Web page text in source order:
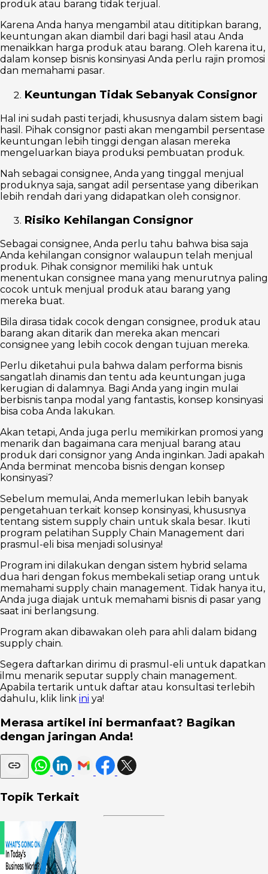
produk atau barang tidak terjual.
Karena Anda hanya mengambil atau dititipkan barang,
keuntungan akan diambil dari bagi hasil atau Anda
menaikkan harga produk atau barang. Oleh karena itu,
dalam konsep bisnis konsinyasi Anda perlu rajin promosi
dan memahami pasar.
Keuntungan Tidak Sebanyak Consignor
Hal ini sudah pasti terjadi, khususnya dalam sistem bagi
hasil. Pihak consignor pasti akan mengambil persentase
keuntungan lebih tinggi dengan alasan mereka
mengeluarkan biaya produksi pembuatan produk.
Nah sebagai consignee, Anda yang tinggal menjual
produknya saja, sangat adil persentase yang diberikan
lebih rendah dari yang didapatkan oleh consignor.
Risiko Kehilangan Consignor
Sebagai consignee, Anda perlu tahu bahwa bisa saja
Anda kehilangan consignor walaupun telah menjual
produk. Pihak consignor memiliki hak untuk
menentukan consignee mana yang menurutnya paling
cocok untuk menjual produk atau barang yang
mereka buat.
Bila dirasa tidak cocok dengan consignee, produk atau
barang akan ditarik dan mereka akan mencari
consignee yang lebih cocok dengan tujuan mereka.
Perlu diketahui pula bahwa dalam performa bisnis
sangatlah dinamis dan tentu ada keuntungan juga
kerugian di dalamnya. Bagi Anda yang ingin mulai
berbisnis tanpa modal yang fantastis, konsep konsinyasi
bisa coba Anda lakukan.
Akan tetapi, Anda juga perlu memikirkan promosi yang
menarik dan bagaimana cara menjual barang atau
produk dari consignor yang Anda inginkan. Jadi apakah
Anda berminat mencoba bisnis dengan konsep
konsinyasi?
Sebelum memulai, Anda memerlukan lebih banyak
pengetahuan terkait konsep konsinyasi, khususnya
tentang sistem supply chain untuk skala besar. Ikuti
program pelatihan Supply Chain Management dari
prasmul-eli bisa menjadi solusinya!
Program ini dilakukan dengan sistem hybrid selama
dua hari dengan fokus membekali setiap orang untuk
memahami supply chain management. Tidak hanya itu,
Anda juga diajak untuk memahami bisnis di pasar yang
saat ini berlangsung.
Program akan dibawakan oleh para ahli dalam bidang
supply chain.
Segera daftarkan dirimu di prasmul-eli untuk dapatkan
ilmu menarik seputar supply chain management.
Apabila tertarik untuk daftar atau konsultasi terlebih
dahulu, klik link ini ya!
Merasa artikel ini bermanfaat? Bagikan
dengan jaringan Anda!
Topik Terkait